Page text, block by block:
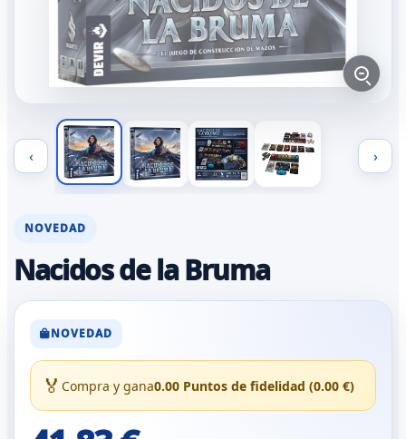
‹ ›
NOVEDAD
Nacidos de la Bruma
NOVEDAD
🏅 Compra y gana0.00 Puntos de fidelidad (0.00 €)